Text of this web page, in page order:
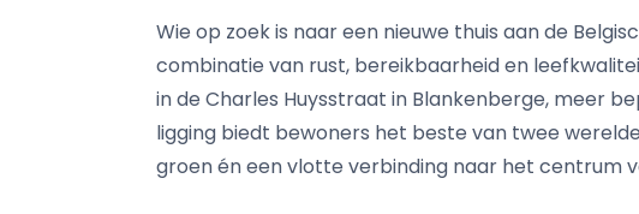
Wie op zoek is naar een nieuwe thuis aan de
combinatie van rust, bereikbaarheid en
in de Charles Huysstraat in Blankenberge, meer
ligging biedt bewoners het beste van twee
groen én een vlotte verbinding naar het centrum